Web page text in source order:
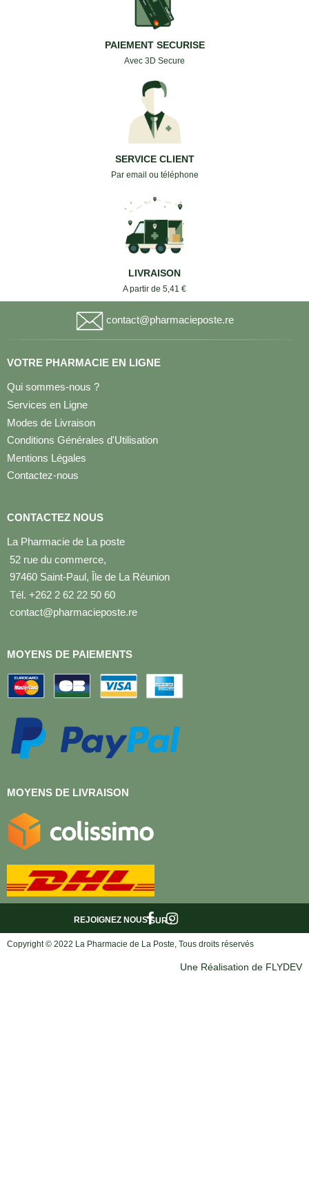
PAIEMENT SECURISE
Avec 3D Secure
SERVICE CLIENT
Par email ou téléphone
LIVRAISON
A partir de 5,41 €
contact@pharmacieposte.re
VOTRE PHARMACIE EN LIGNE
Qui sommes-nous ?
Services en Ligne
Modes de Livraison
Conditions Générales d'Utilisation
Mentions Légales
Contactez-nous
CONTACTEZ NOUS
La Pharmacie de La poste
52 rue du commerce,
97460 Saint-Paul, Île de La Réunion
Tél. +262 2 62 22 50 60
contact@pharmacieposte.re
MOYENS DE PAIEMENTS
MOYENS DE LIVRAISON
SUR :
REJOIGNEZ NOUS
Copyright © 2022 La Pharmacie de La Poste, Tous droits réservés
Une Réalisation de FLYDEV